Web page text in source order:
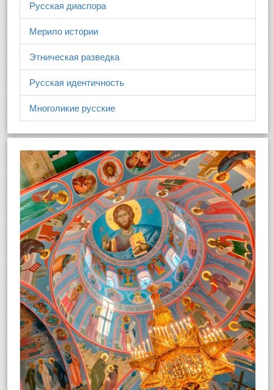
Русская диаспора
Мерило истории
Этническая разведка
Русская идентичность
Многоликие русские